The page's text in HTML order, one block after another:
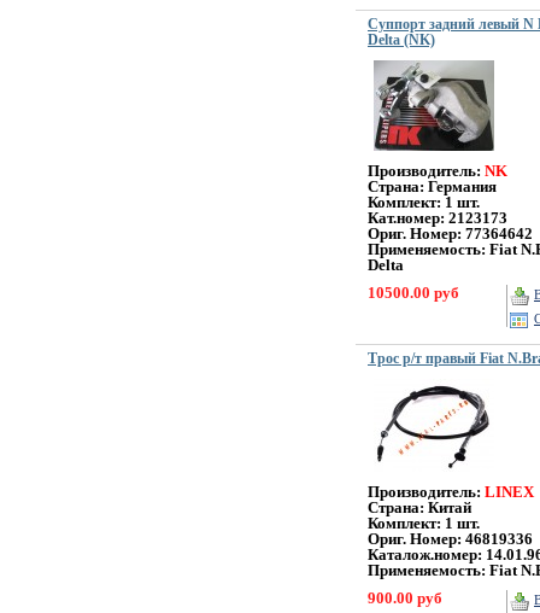
Суппорт задний левый N
Delta (NK)
Производитель: NK
Страна: Германия
Комплект: 1 шт.
Кат.номер: 2123173
Ориг. Номер: 77364642
Применяемость: Fiat
Delta
10500.00 руб
Трос р/т правый Fiat
Производитель: LINEX
Страна: Китай
Комплект: 1 шт.
Ориг. Номер: 46819336
Каталож.номер:
Применяемость: Fiat
900.00 руб